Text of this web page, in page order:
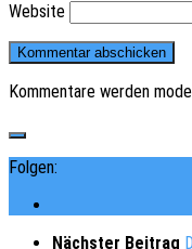
Website
Kommentare werden
Folgen:
Nächster Beitrag